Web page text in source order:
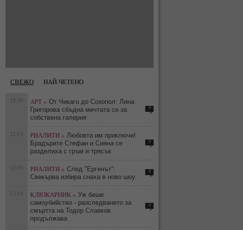
СВЕЖО НАЙ-ЧЕТЕНО
12:30 АРТ » От Чикаго до Созопол: Лина
Григорова сбъдна мечтата си за
собствена галерия
0
12:13 РИАЛИТИ » Любовта им приключи!
Брадърите Стефан и Сияна се
разделиха с гръм и трясък
0
12:03 РИАЛИТИ » След "Ергенът":
Свекърва избира снаха в ново шоу
0
13:18 КЛЮКАРНИК » Уж беше
самоубийство - разследването за
смъртта на Тодор Славков
продължава
0